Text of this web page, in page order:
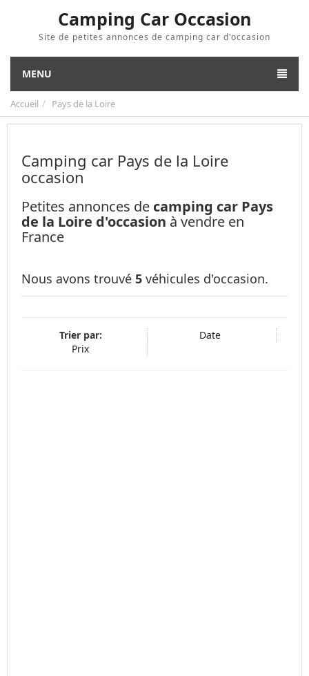
Camping Car Occasion
Site de petites annonces de camping car d'occasion
MENU
Accueil Pays de la Loire
Camping car Pays de la Loire
occasion
Petites annonces de camping car Pays
de la Loire d'occasion à vendre en
France
Nous avons trouvé 5 véhicules d'occasion.
Trier par:
Date
Prix